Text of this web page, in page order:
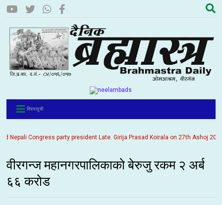
विषयसूची
Congress party president Late. Girija Prasad Koirala on 27th Ashoj
वीरगन्ज महानगरपालिकाको बेरुजु रकम २ अर्ब
६६ करोड